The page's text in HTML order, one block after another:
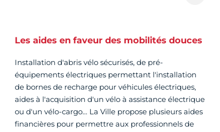
Les aides en faveur des mobilités douces
Installation d'abris vélo sécurisés, de pré-
équipements électriques permettant l'installation
de bornes de recharge pour véhicules électriques,
aides à l'acquisition d'un vélo à assistance électrique
ou d'un vélo-cargo… La Ville propose plusieurs aides
financières pour permettre aux professionnels de